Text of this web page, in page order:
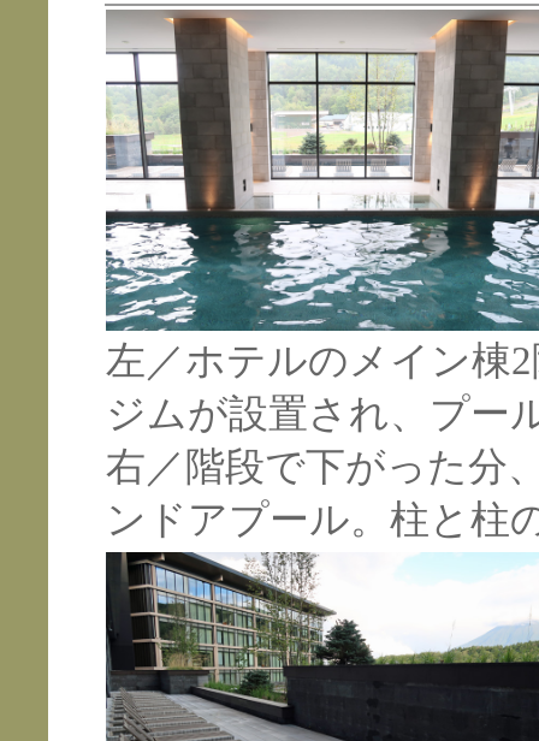
左／ホテルのメイン棟
ジムが設置され、プー
右／階段で下がった分
ンドアプール。柱と柱